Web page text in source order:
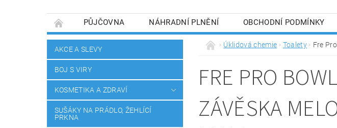
PŮJČOVNA NÁHRADNÍ PLNĚNÍ OBCHODNÍ PODMÍNKY
DOPRAVY A PLATBA
BLOG SOUHLASÍM SE ZPRACOVÁNÍM
AKCE A SLEVY
BOJ S VIRY
KOSMETIKA A ZDRAVÍ
SUŠÁKY NA PRÁDLO, ŽEHLÍCÍ
PRKNA
Úklidová chemie Toalety Fre
FRE PRO
ZÁVĚSKA